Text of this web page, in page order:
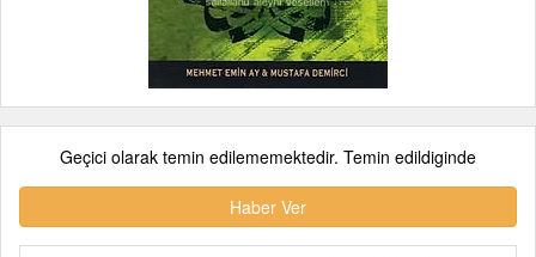
Geçici olarak temin edilememektedir. Temin edildiginde
Haber Ver